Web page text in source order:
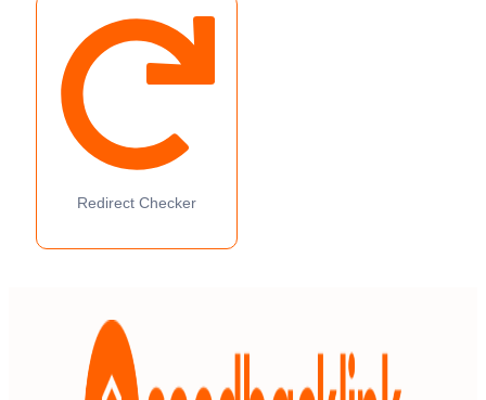
Redirect Checker